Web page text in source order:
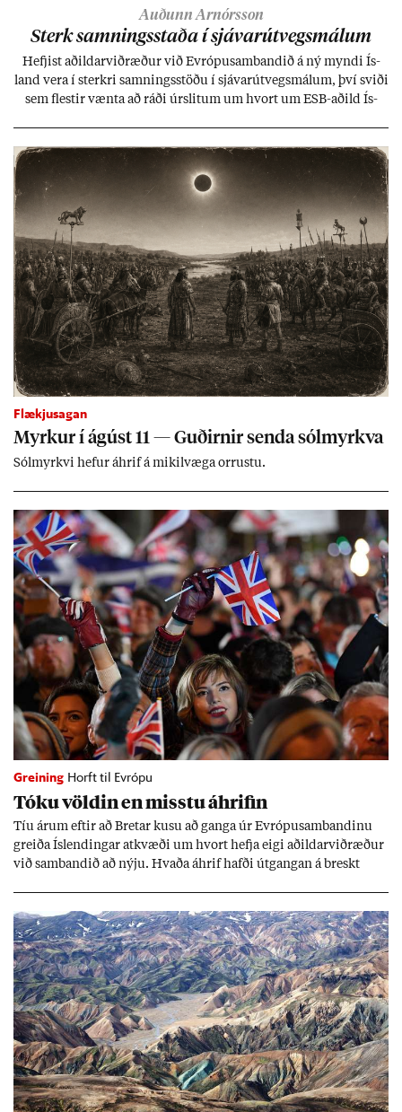
Auðunn Arnórsson
Sterk samn­ings­staða í sjáv­ar­út­vegs­mál­um
Hefj­ist að­ild­ar­við­ræð­ur við Evr­ópu­sam­band­ið á ný myndi Ís­
land vera í sterkri samn­ings­stöðu í sjáv­ar­út­vegs­mál­um, því sviði
sem flest­ir vænta að ráði úr­slit­um um hvort um ESB-að­ild Ís­
kerfi, en sveigj­an­leiki til lausna er um­tals­verð­ur.
Flækjusagan
Myrk­ur í ág­úst 11 — Guð­irn­ir senda sól­myrkva
Sól­myrkvi hef­ur áhrif á mik­il­væga orr­ustu.
Greining Horft til Evrópu
Tóku völd­in en misstu áhrif­in
Tíu ár­um eft­ir að Bret­ar kusu að ganga úr Evr­ópu­sam­band­inu
greiða Ís­lend­ing­ar at­kvæði um hvort hefja eigi að­ild­ar­við­ræð­ur
við sam­band­ið að nýju. Hvaða áhrif hafði út­gang­an á breskt